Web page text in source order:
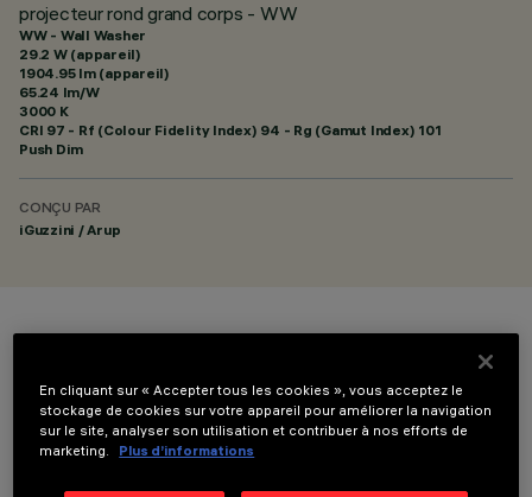
projecteur rond grand corps - WW
WW - Wall Washer
29.2 W (appareil)
1904.95 lm (appareil)
65.24 lm/W
3000 K
CRI 97 - Rf (Colour Fidelity Index) 94 - Rg (Gamut Index) 101
Push Dim
CONÇU PAR
iGuzzini / Arup
En cliquant sur « Accepter tous les cookies », vous acceptez le
stockage de cookies sur votre appareil pour améliorer la navigation
sur le site, analyser son utilisation et contribuer à nos efforts de
marketing.
Plus d’informations